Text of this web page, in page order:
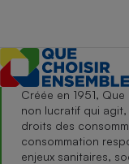
Créée en 1951,
non lucratif qui
droits des
consommation
enjeux sanitaires,